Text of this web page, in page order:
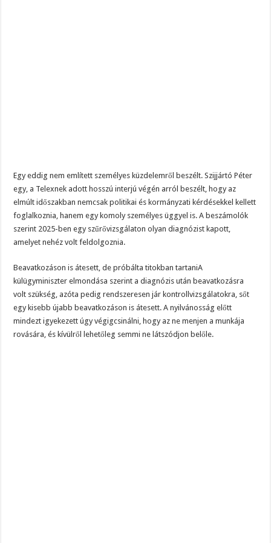
Egy eddig nem említett személyes küzdelemről beszélt. Szijjártó Péter
egy, a Telexnek adott hosszú interjú végén arról beszélt, hogy az
elmúlt időszakban nemcsak politikai és kormányzati kérdésekkel kellett
foglalkoznia, hanem egy komoly személyes üggyel is. A beszámolók
szerint 2025-ben egy szűrővizsgálaton olyan diagnózist kapott,
amelyet nehéz volt feldolgoznia.
Beavatkozáson is átesett, de próbálta titokban tartaniA
külügyminiszter elmondása szerint a diagnózis után beavatkozásra
volt szükség, azóta pedig rendszeresen jár kontrollvizsgálatokra, sőt
egy kisebb újabb beavatkozáson is átesett. A nyilvánosság előtt
mindezt igyekezett úgy végigcsinálni, hogy az ne menjen a munkája
rovására, és kívülről lehetőleg semmi ne látszódjon belőle.